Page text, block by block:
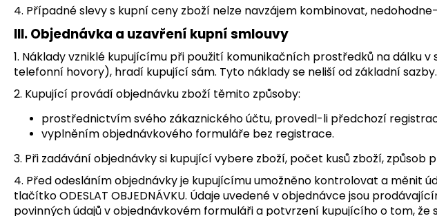
4. Případné slevy s kupní ceny zboží nelze navzájem kombinovat,
III. Objednávka a uzavření kupní smlouvy
1. Náklady vzniklé kupujícímu při použití komunikačních prostředků na dálku
telefonní hovory), hradí kupující sám. Tyto náklady se neliší od základní sazby.
2. Kupující provádí objednávku zboží těmito způsoby:
prostřednictvím svého zákaznického účtu, provedl-li předchozí
vyplněním objednávkového formuláře bez registrace.
3. Při zadávání objednávky si kupující vybere zboží, počet kusů zboží, způsob
4. Před odesláním objednávky je kupujícímu umožněno kontrolovat a měnit
tlačítko ODESLAT OBJEDNÁVKU. Údaje uvedené v objednávce jsou
povinných údajů v objednávkovém formuláři a potvrzení kupujícího o tom,